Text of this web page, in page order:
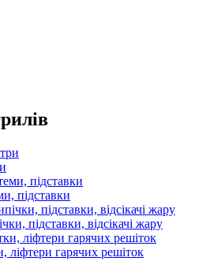
підставки
підставки, відсікачі жару
гарячих решіток